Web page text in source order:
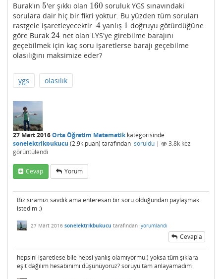
Burak'ın 5
5'er şıkkı olan 160
160 soruluk YGS sınavındaki
sorulara dair hiç bir fikri yoktur. Bu yüzden tüm soruları
rastgele işaretleyecektir. 4
4yanlış 1
1 doğruyu götürdüğüne
göre Burak 24
24 net olan LYS'ye girebilme barajını
geçebilmek için kaç soru işaretlerse barajı geçebilme
olasılığını maksimize eder?
ygs olasılık
27 Mart 2016Orta Öğretim Matematikkategorisinde
sonelektrikbukucu (2.9k puan) tarafından soruldu | 3.8k kez
görüntülendi
Cevap Yorum
Biz sıramızı savdık ama enteresan bir soru olduğundan paylaşmak
istedim :)
27 Mart 2016 sonelektrikbukucu tarafından yorumlandı
Cevapla
hepsini işaretlese bile hepsi yanlış olamıyormu:) yoksa tüm şıklara
eşit dağılım hesabınımı düşünüyoruz? soruyu tam anlayamadım